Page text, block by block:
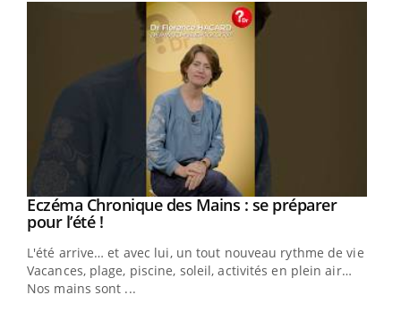
Youtube
Eczéma Chronique des Mains : se préparer
pour l’été !Youtube
L'été arrive… et avec lui, un tout nouveau rythme de vie !
Vacances, plage, piscine, soleil, activités en plein air…
Nos mains sont ...